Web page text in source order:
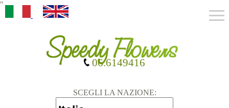
"
SCEGLI LA NAZIONE:
06.6149416